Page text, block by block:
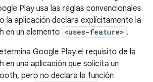
Play usa las reglas convencionales
la aplicación declara explícitamente la
en un elemento <uses-feature> .
Google Play el requisito de la
en una aplicación que solicita un
pero no declara la función